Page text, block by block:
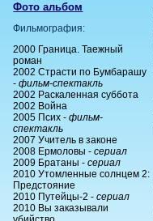
Фото альбом
Фильмография:
2000 Граница. Таежный
роман
2002 Страсти по Бумбарашу
- фильм-спектакль
2002 Раскаленная суббота
2002 Война
2005 Псих -фильм-
спектакль
2007 Учитель в законе
2008 Ермоловы -сериал
2009 Братаны -сериал
2010 Утомленные солнцем 2:
Предстояние
2010 Путейцы-2 -сериал
2010 Вы заказывали